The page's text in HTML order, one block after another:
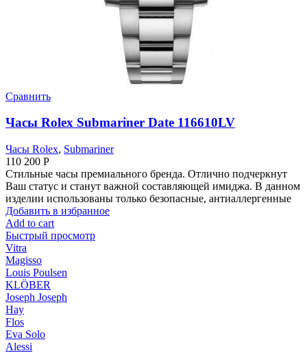
Сравнить
Часы Rolex Submariner Date 116610LV
Часы Rolex, Submariner
110 200 Р
Стильные часы премиального бренда. Отлично подчеркнут
Ваш статус и станут важной составляющей имиджа. В данном
изделии использованы только безопасные, антиаллергенные
Добавить в избранное
Add to cart
Быстрый просмотр
Vitra
Magisso
Louis Poulsen
KLÖBER
Joseph Joseph
Hay
Flos
Eva Solo
Alessi